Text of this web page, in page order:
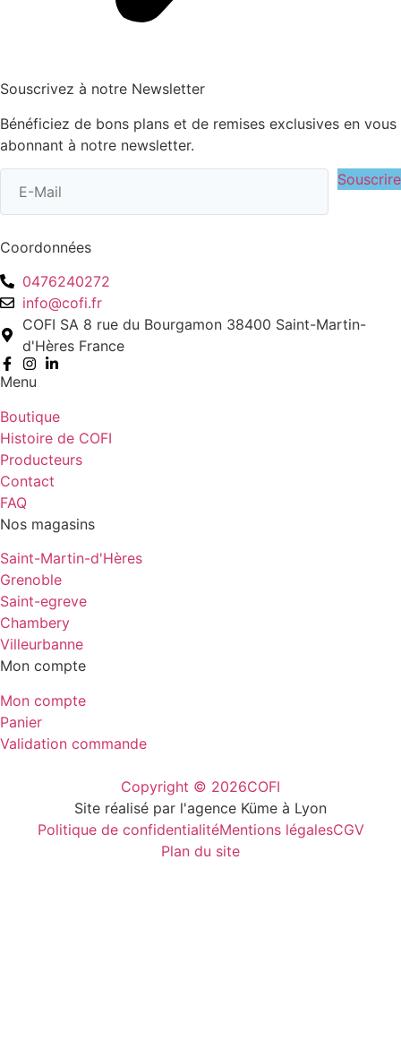
Souscrivez à notre Newsletter
Bénéficiez de bons plans et de remises exclusives en vous
abonnant à notre newsletter.
Souscrire
Coordonnées
0476240272
info@cofi.fr
COFI SA 8 rue du Bourgamon 38400 Saint-Martin-
d'Hères France
Menu
Boutique
Histoire de COFI
Producteurs
Contact
FAQ
Nos magasins
Saint-Martin-d'Hères
Grenoble
Saint-egreve
Chambery
Villeurbanne
Mon compte
Mon compte
Panier
Validation commande
Copyright © 2026COFI
Site réalisé par l'agence Küme à Lyon
Politique de confidentialitéMentions légalesCGV
Plan du site